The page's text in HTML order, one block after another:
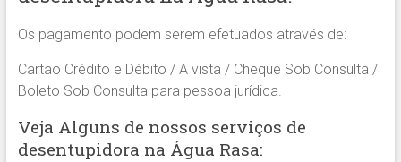
Os pagamento podem serem efetuados através de:
Cartão Crédito e Débito / A vista / Cheque Sob Consulta /
Boleto Sob Consulta para pessoa jurídica.
Veja Alguns de nossos serviços de
desentupidora na Água Rasa: